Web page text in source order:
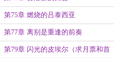
第75章 燃烧的吕泰西亚
第77章 离别是重逢的前奏
第79章 闪光的皮埃尔（求月票和首